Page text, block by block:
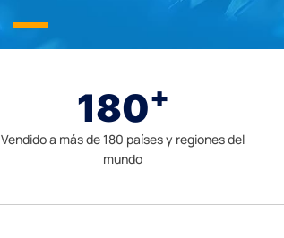
180+
Vendido a más de 180 países y regiones del
mundo